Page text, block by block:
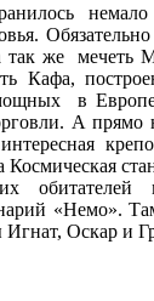
немало
так же мечеть
Кафа,
в
А прямо
Космическая
обитателей
«Немо».
Оскар и